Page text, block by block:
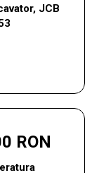
JCB
RON